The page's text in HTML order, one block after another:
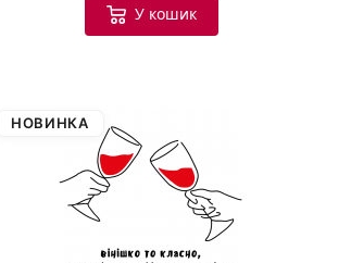
У кошик
НОВИНКА